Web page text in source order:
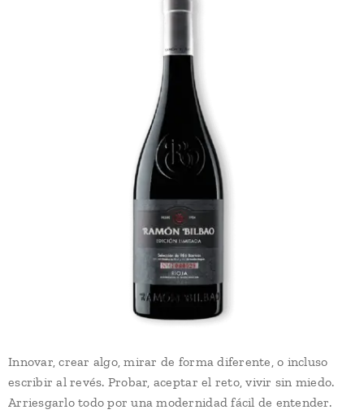
Innovar, crear algo, mirar de forma diferente, o incluso
escribir al revés. Probar, aceptar el reto, vivir sin miedo.
Arriesgarlo todo por una modernidad fácil de entender.